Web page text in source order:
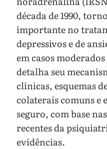
década de 1990,
importante no
depressivos e de
em casos
detalha seu
clínicas, esquemas
colaterais comuns e
seguro, com base
recentes da
evidências.